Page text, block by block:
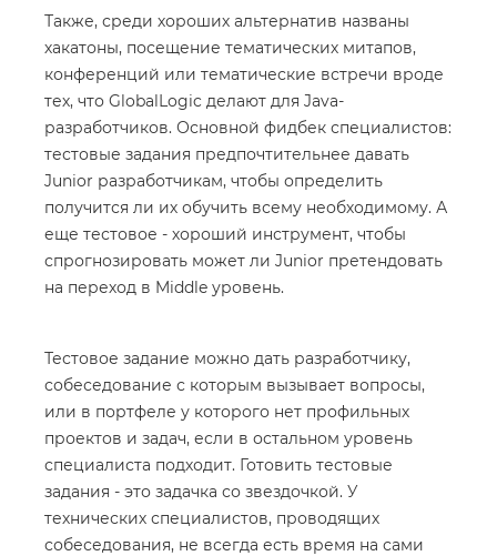
Также, среди хороших альтернатив названы
хакатоны, посещение тематических митапов,
конференций или тематические встречи вроде
тех, что GlobalLogic делают для Java-
разработчиков. Основной фидбек специалистов:
тестовые задания предпочтительнее давать
Junior разработчикам, чтобы определить
получится ли их обучить всему необходимому. А
еще тестовое - хороший инструмент, чтобы
спрогнозировать может ли Junior претендовать
на переход в Middle уровень.
Тестовое задание можно дать разработчику,
собеседование с которым вызывает вопросы,
или в портфеле у которого нет профильных
проектов и задач, если в остальном уровень
специалиста подходит. Готовить тестовые
задания - это задачка со звездочкой. У
технических специалистов, проводящих
собеседования, не всегда есть время на сами